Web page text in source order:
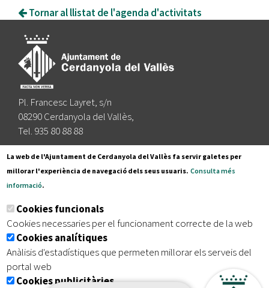
Tornar al llistat de l'agenda d'activitats
Pl. Francesc Layret, s/n
08290 Cerdanyola del Vallès,
Tel. 935 80 88 88
Segueix-nos a:
Subscriu-te al nostre butlletí
Inici | Avís legal | Protecció de dades
| Accessibilitat
La web de l'Ajuntament de Cerdanyola del Vallès fa servir galetes per
millorar l'experiència de navegació dels seus usuaris. Consulta més
informació.
Cookies funcionals
Cookies necessaries per el funcionament correcte de la web
Cookies analítiques
Anàlisis d'estadístiques que permeten millorar els serveis del
portal web
Cookies publicitàries